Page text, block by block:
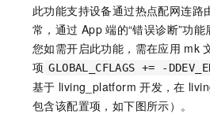
此功能支持设备通过热点配网连路
常，通过 App 端的“错误诊断”功能
您如需开启此功能，需在应用 mk
项 GLOBAL_CFLAGS += -
基于 living_platform 开发，在
包含该配置项，如下图所示）。